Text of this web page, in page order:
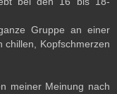
Gruppe an einer
chillen, Kopfschmerzen
meiner Meinung nach